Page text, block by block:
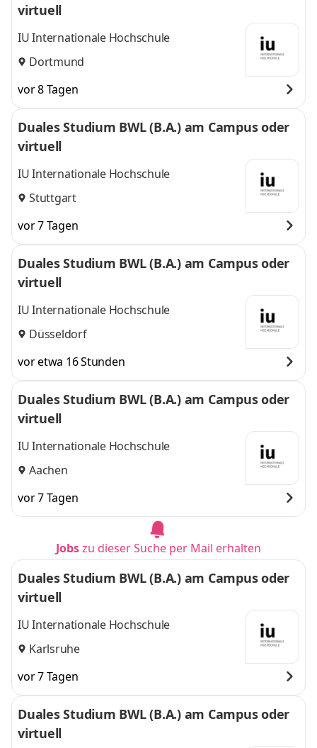
virtuell
IU Internationale Hochschule
Dortmund
vor 8 Tagen
Duales Studium BWL (B.A.) am Campus oder
virtuell
IU Internationale Hochschule
Stuttgart
vor 7 Tagen
Duales Studium BWL (B.A.) am Campus oder
virtuell
IU Internationale Hochschule
Düsseldorf
vor etwa 16 Stunden
Duales Studium BWL (B.A.) am Campus oder
virtuell
IU Internationale Hochschule
Aachen
vor 7 Tagen
Jobszu dieser Suche per Mail erhalten
Duales Studium BWL (B.A.) am Campus oder
virtuell
IU Internationale Hochschule
Karlsruhe
vor 7 Tagen
Duales Studium BWL (B.A.) am Campus oder
virtuell